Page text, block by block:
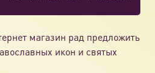
магазин рад предложить
икон и святых